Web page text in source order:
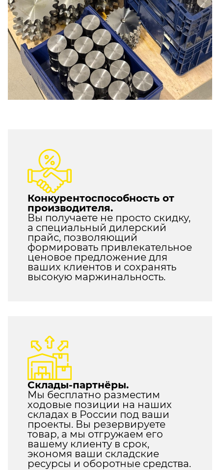
Конкурентоспособность от
производителя.
Вы получаете не просто скидку,
а специальный дилерский
прайс, позволяющий
формировать привлекательное
ценовое предложение для
ваших клиентов и сохранять
высокую маржинальность.
Склады-партнёры.
Мы бесплатно разместим
ходовые позиции на наших
складах в России под ваши
проекты. Вы резервируете
товар, а мы отгружаем его
вашему клиенту в срок,
экономя ваши складские
ресурсы и оборотные средства.